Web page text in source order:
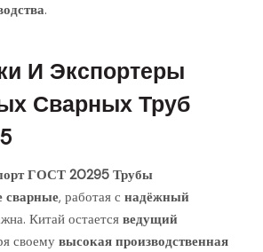
.
И Экспортеры
Сварных Труб
ГОСТ 20295 Трубы
сварные, работая с надёжный
Китай остается ведущий
своему высокая производственная